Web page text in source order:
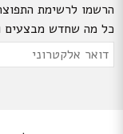
הרשמו לרשימת
כל מה שחדש מבצעים
this field empty.
דואר